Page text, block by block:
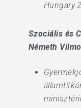
Hungary
Szociális és
Németh